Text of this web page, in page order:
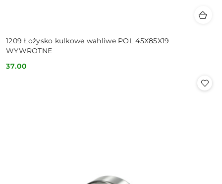
1209 Łożysko kulkowe wahliwe POL 45X85X19
WYWROTNE
Cena:
37.00